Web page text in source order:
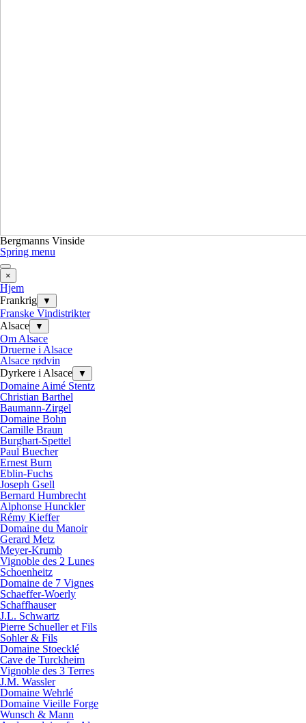
Bergmanns Vinside
Spring menu
×
Hjem
Frankrig
▼
Franske Vindistrikter
Alsace
▼
Om Alsace
Druerne i Alsace
Alsace rødvin
Dyrkere i Alsace
▼
Domaine Aimé Stentz
Christian Barthel
Baumann-Zirgel
Domaine Bohn
Camille Braun
Burghart-Spettel
Paul Buecher
Ernest Burn
Eblin-Fuchs
Joseph Gsell
Bernard Humbrecht
Alphonse Hunckler
Rémy Kieffer
Domaine du Manoir
Gerard Metz
Meyer-Krumb
Vignoble des 2 Lunes
Schoenheitz
Domaine de 7 Vignes
Schaeffer-Woerly
Schaffhauser
J.L. Schwartz
Pierre Schueller et Fils
Sohler & Fils
Domaine Stoecklé
Cave de Turckheim
Vignoble des 3 Terres
J.M. Wassler
Domaine Wehrlé
Domaine Vieille Forge
Wunsch & Mann